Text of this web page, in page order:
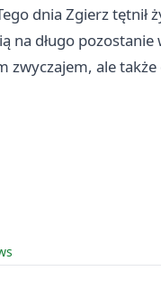
dnia Zgierztętnił
na długo
zwyczajem, ale